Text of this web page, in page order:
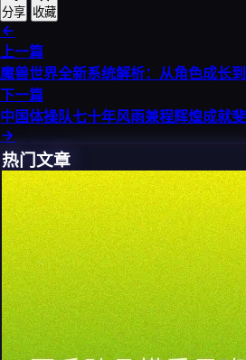
分享 收藏
上一篇
魔兽世界全新系统解析：从角色成长
下一篇
中国体操队七十年风雨兼程辉煌成就
热门文章